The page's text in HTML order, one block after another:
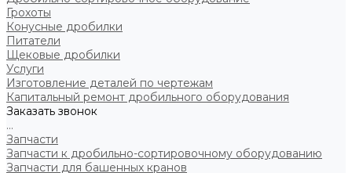
Грохоты
Конусные дробилки
Питатели
Щековые дробилки
Услуги
Изготовление деталей по чертежам
Капитальный ремонт дробильного оборудования
Заказать звонок
...
Запчасти
Запчасти к дробильно-сортировочному оборудованию
Запчасти для башенных кранов